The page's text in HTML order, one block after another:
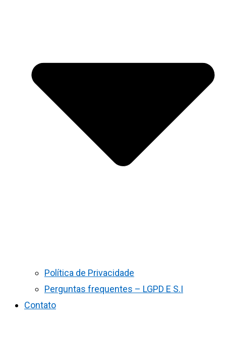
Política de Privacidade
Perguntas frequentes – LGPD E S.I
Contato